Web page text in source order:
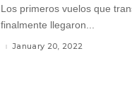
Los primeros vuelos que
finalmente llegaron...
January 20, 2022